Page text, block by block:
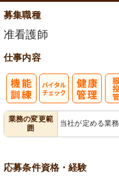
募集職種
准看護師
仕事内容
業務の変更範
囲
当社が定める業務
応募条件資格・経験